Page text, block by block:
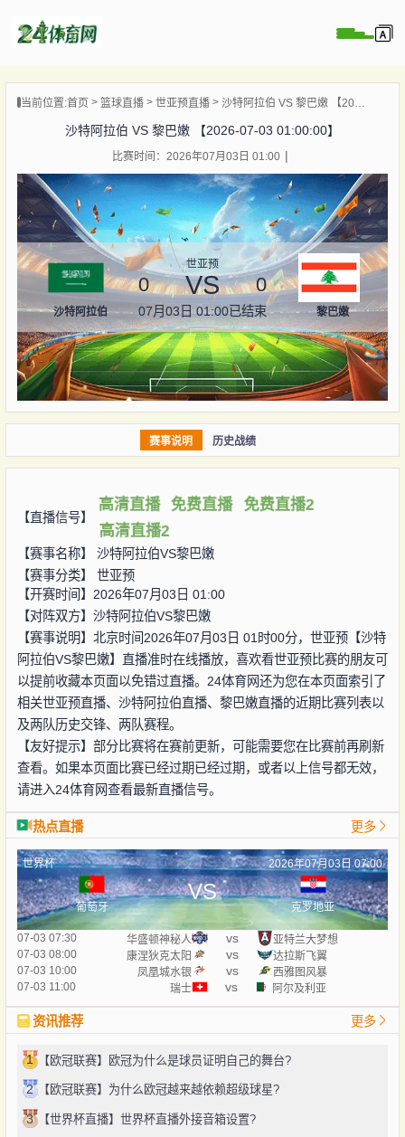
播
播
播
当前位置:首页 篮球直播 世亚预直播 沙特阿拉伯 VS 黎巴嫩 【2026-07-03 01:00:00】
沙特阿拉伯 VS 黎巴嫩 【2026-07-03 01:00:00】
比赛时间：2026年07月03日 01:00
沙特阿拉伯
世亚预
0 VS 0
07月03日 01:00已结束 黎巴嫩
赛事说明 历史战绩
【直播信号】
高清直播 免费直播
免费直播2
高清直播2
【赛事名称】 沙特阿拉伯VS黎巴嫩
【赛事分类】 世亚预
【开赛时间】2026年07月03日 01:00
【对阵双方】 沙特阿拉伯VS黎巴嫩
【赛事说明】北京时间2026年07月03日 01时00分，世亚预【沙特
阿拉伯VS黎巴嫩】直播准时在线播放，喜欢看世亚预比赛的朋友可
以提前收藏本页面以免错过直播。24体育网还为您在本页面索引了
相关世亚预直播、沙特阿拉伯直播、黎巴嫩直播的近期比赛列表以
及两队历史交锋、两队赛程。
【友好提示】部分比赛将在赛前更新，可能需要您在比赛前再刷新
查看。如果本页面比赛已经过期已经过期，或者以上信号都无效，
请进入24体育网查看最新直播信号。
热点直播 更多
世界杯 2026年07月03日 07:00
葡萄牙
VS
克罗地亚
07-03 07:30 华盛顿神秘人 vs
亚特兰大梦想
07-03 08:00
康涅狄克太阳 vs
达拉斯飞翼
07-03 10:00
凤凰城水银 vs
西雅图风暴
07-03 11:00
瑞士 vs 阿尔及利亚
资讯推荐 更多
1 【欧冠联赛】欧冠为什么是球员证明自己的舞台?
2 【欧冠联赛】为什么欧冠越来越依赖超级球星?
3 【世界杯直播】世界杯直播外接音箱设置?